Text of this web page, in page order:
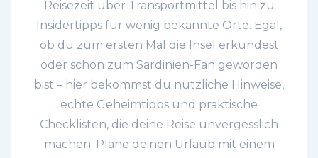
Reisezeit über Transportmittel bis hin zu
Insidertipps für wenig bekannte Orte. Egal,
ob du zum ersten Mal die Insel erkundest
oder schon zum Sardinien-Fan geworden
bist – hier bekommst du nützliche Hinweise,
echte Geheimtipps und praktische
Checklisten, die deine Reise unvergesslich
machen. Plane deinen Urlaub mit einem